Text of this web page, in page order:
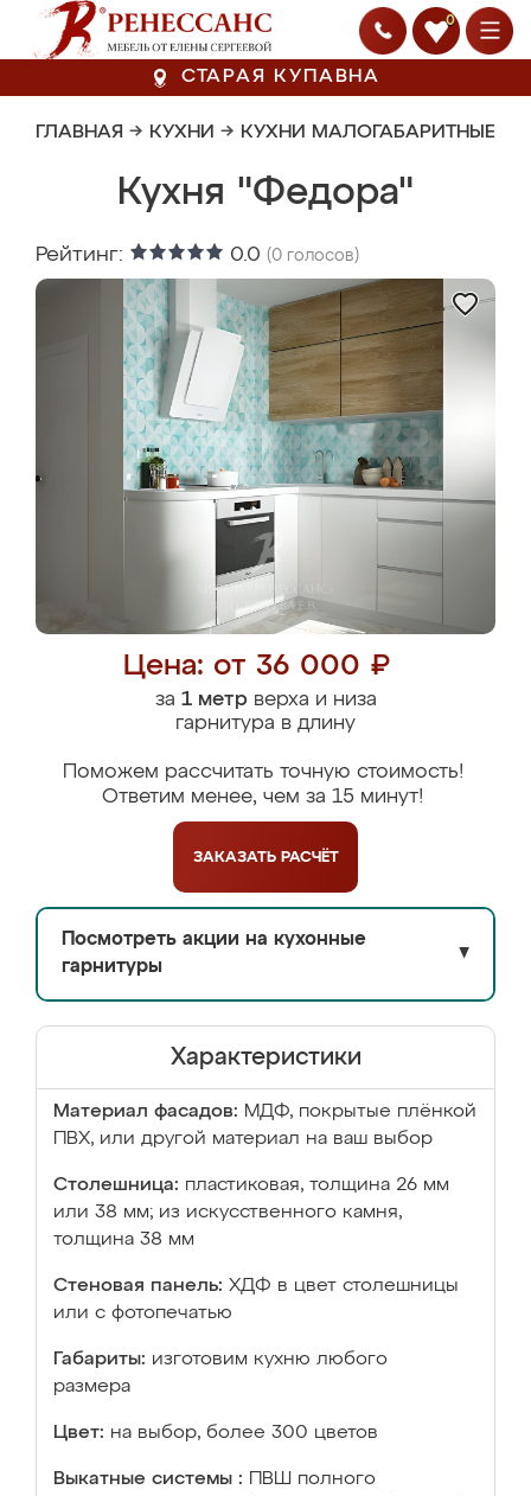
0
СТАРАЯ КУПАВНА
ГЛАВНАЯ → КУХНИ → КУХНИ МАЛОГАБАРИТНЫЕ
Кухня "Федора"
Рейтинг: 0.0 (0 голосов)
Цена: от 36 000 ₽
за 1 метрверха и низа
гарнитура в длину
Поможем рассчитать точную стоимость!
Ответим менее, чем за 15 минут!
ЗАКАЗАТЬ РАСЧЁТ
Посмотреть акции на кухонные
гарнитуры
▼
Характеристики
Материал фасадов: МДФ, покрытые плёнкой
ПВХ, или другой материал на ваш выбор
Столешница: пластиковая, толщина 26 мм
или 38 мм; из искусственного камня,
толщина 38 мм
Стеновая панель: ХДФ в цвет столешницы
или с фотопечатью
Габариты: изготовим кухню любого
размера
Цвет: на выбор, более 300 цветов
Выкатные системы :
ПВШ полного